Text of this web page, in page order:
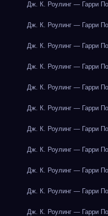
Дж. К. Роулинг — Гарри
Дж. К. Роулинг — Гарри
Дж. К. Роулинг — Гарри
Дж. К. Роулинг — Гарри
Дж. К. Роулинг — Гарри
Дж. К. Роулинг — Гарри
Дж. К. Роулинг — Гарри
Дж. К. Роулинг — Гарри
Дж. К. Роулинг — Гарри
Дж. К. Роулинг — Гарри
Дж. К. Роулинг — Гарри